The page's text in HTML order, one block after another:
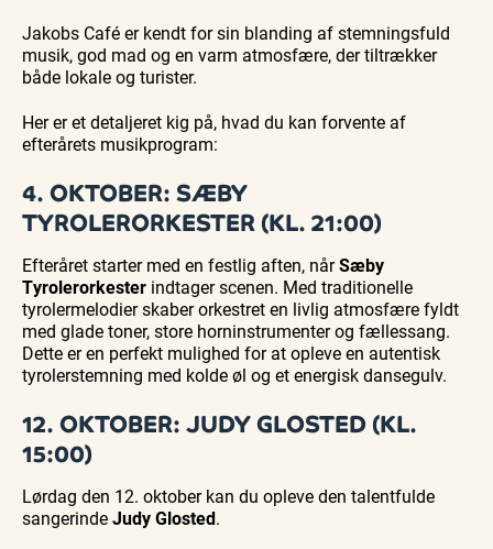
Jakobs Café er kendt for sin blanding af stemningsfuld
musik, god mad og en varm atmosfære, der tiltrækker
både lokale og turister.
Her er et detaljeret kig på, hvad du kan forvente af
efterårets musikprogram:
4. OKTOBER: SÆBY
TYROLERORKESTER (KL. 21:00)
Efteråret starter med en festlig aften, nårSæby
Tyrolerorkester indtager scenen. Med traditionelle
tyrolermelodier skaber orkestret en livlig atmosfære fyldt
med glade toner, store horninstrumenter og fællessang.
Dette er en perfekt mulighed for at opleve en autentisk
tyrolerstemning med kolde øl og et energisk dansegulv.
12. OKTOBER: JUDY GLOSTED (KL.
15:00)
Lørdag den 12. oktober kan du opleve den talentfulde
sangerindeJudy Glosted.